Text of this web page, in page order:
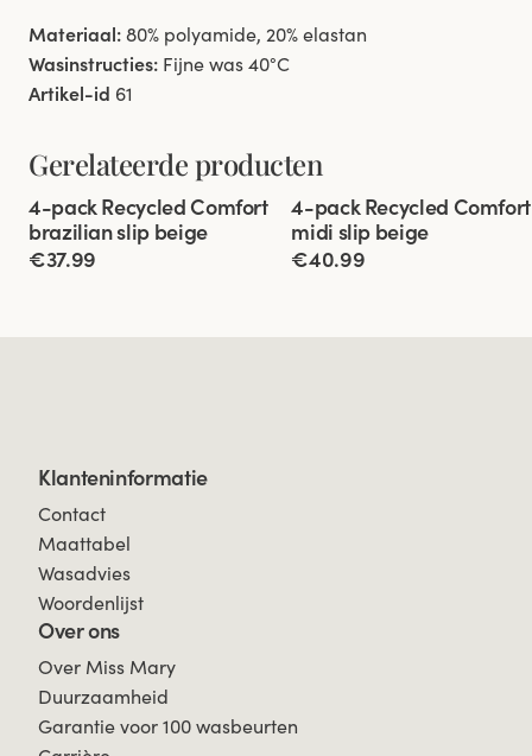
Materiaal: 80% polyamide, 20% elastan
Wasinstructies: Fijne was 40°C
Artikel-id 61
Gerelateerde producten
Viewing image 1 of 3
4-pack Recycled Comfort
brazilian slip beige
€37.99
Viewing image 1 of 3
4-pack Recycled Comfort
midi slip beige
€40.99
Klanteninformatie
Contact
Maattabel
Wasadvies
Woordenlijst
Over ons
Over Miss Mary
Duurzaamheid
Garantie voor 100 wasbeurten